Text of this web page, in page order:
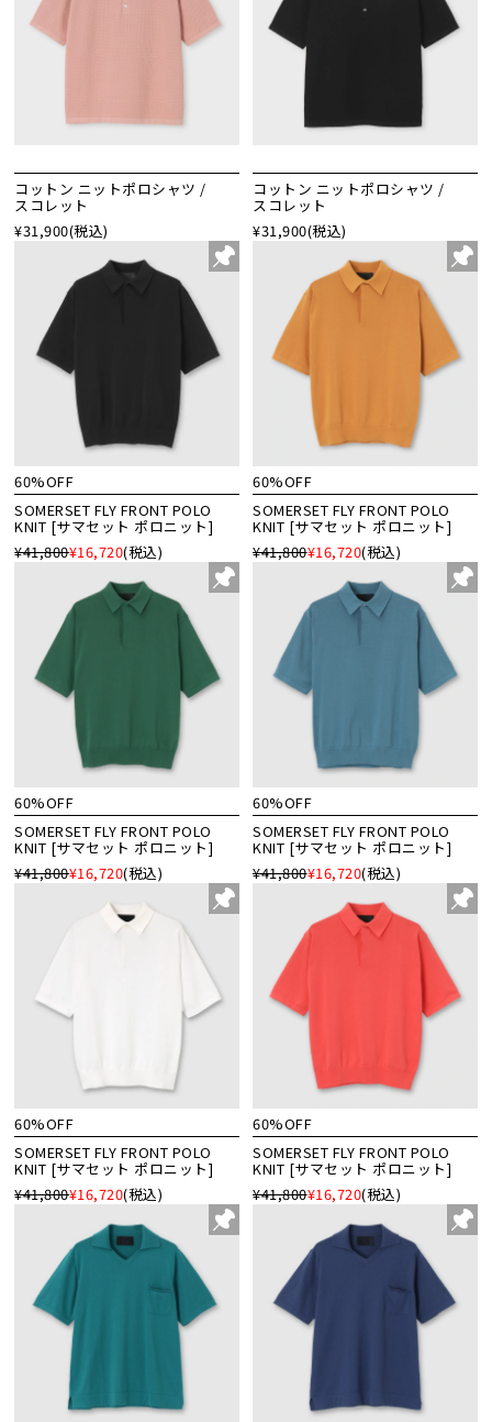
コットン ニットポロシャツ /
スコレット
¥31,900(税込)
コットン ニットポロシャツ /
スコレット
¥31,900(税込)
60%OFF
SOMERSET FLY FRONT POLO
KNIT [サマセット ポロニット]
¥41,800¥16,720(税込)
60%OFF
SOMERSET FLY FRONT POLO
KNIT [サマセット ポロニット]
¥41,800¥16,720(税込)
60%OFF
SOMERSET FLY FRONT POLO
KNIT [サマセット ポロニット]
¥41,800¥16,720(税込)
60%OFF
SOMERSET FLY FRONT POLO
KNIT [サマセット ポロニット]
¥41,800¥16,720(税込)
60%OFF
SOMERSET FLY FRONT POLO
KNIT [サマセット ポロニット]
¥41,800¥16,720(税込)
60%OFF
SOMERSET FLY FRONT POLO
KNIT [サマセット ポロニット]
¥41,800¥16,720(税込)